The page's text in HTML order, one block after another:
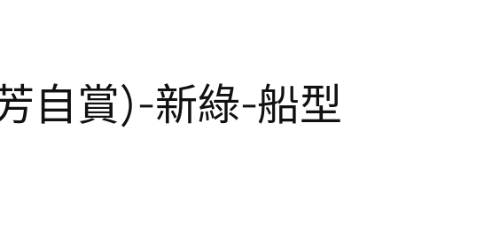
自賞)-新綠-船型